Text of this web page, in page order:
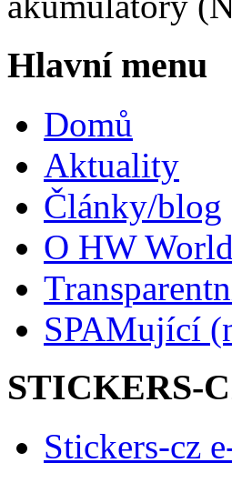
Hlavní menu
Domů
Aktuality
Články/blog
O HW
SPAMující
STICKERS-
Stickers-cz